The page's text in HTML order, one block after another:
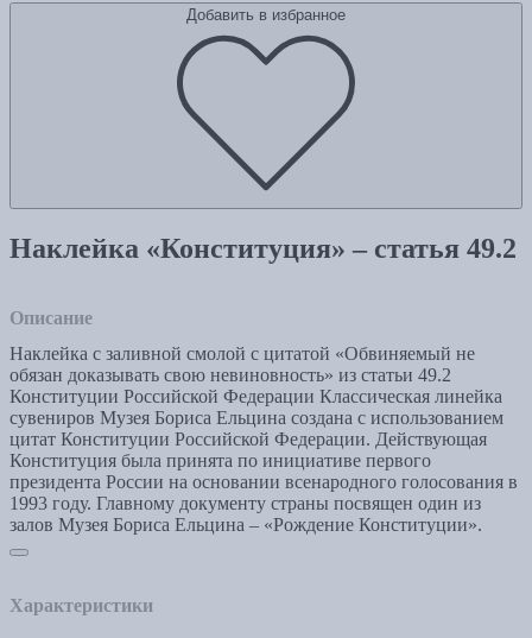
Добавить в избранное
Наклейка «Конституция» – статья 49.2
Описание
Наклейка с заливной смолой с цитатой «Обвиняемый не
обязан доказывать свою невиновность» из статьи 49.2
Конституции Российской Федерации Классическая линейка
сувениров Музея Бориса Ельцина создана с использованием
цитат Конституции Российской Федерации. Действующая
Конституция была принята по инициативе первого
президента России на основании всенародного голосования в
1993 году. Главному документу страны посвящен один из
залов Музея Бориса Ельцина – «Рождение Конституции».
Характеристики